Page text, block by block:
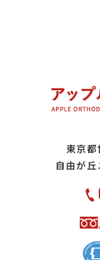
東京
自由が